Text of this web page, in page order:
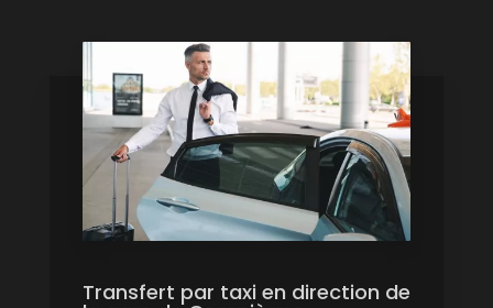
Transfert par taxi en direction de